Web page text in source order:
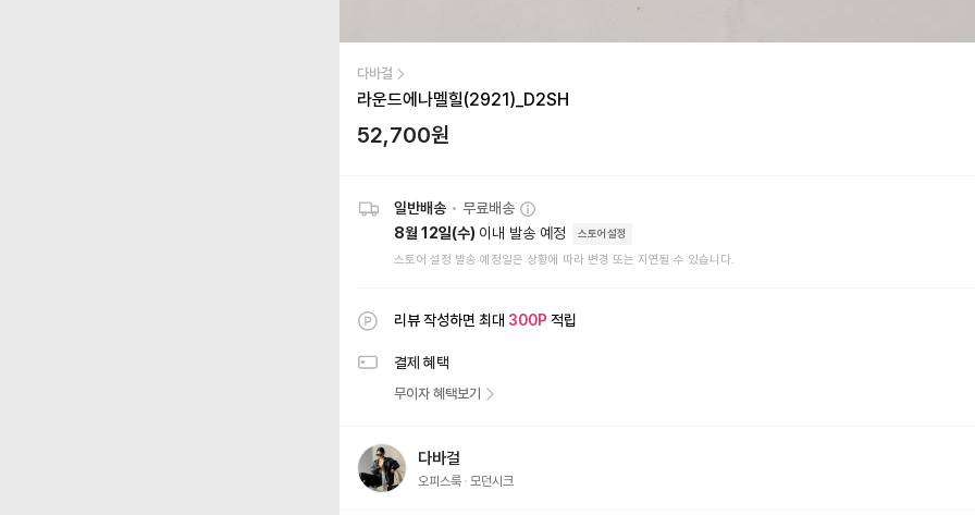
다바걸
라운드에나멜힐(2921)_D2SH
52,700원
일반배송 • 무료배송
8월 12일(수) 이내 발송 예정 스토어설정
스토어 설정 발송 예정일은 상황에 따라 변경 또는 지연될 수 있습니다.
리뷰 작성하면 최대 300P 적립
결제 혜택
무이자 혜택보기
다바걸
오피스룩 모던시크